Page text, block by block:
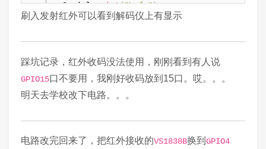
  Serial
.print("\n{ ");
for ( uint16_t i = 1; i < results
      Serial
.print(", ");
    Serial
.print ( results->rawbuf [ i]
}
  Serial
. println("};");
}
dump ( &results);
刷入发射红外可以看到解码仪上有显示
踩坑记录，红外收码没法使用，刚刚看到有人说
GPIO15口不要用，我刚好收码放到15口。哎。。。
明天去学校改下电路。。。
电路改完回来了，把红外接收的VS1838B换到 GPIO4